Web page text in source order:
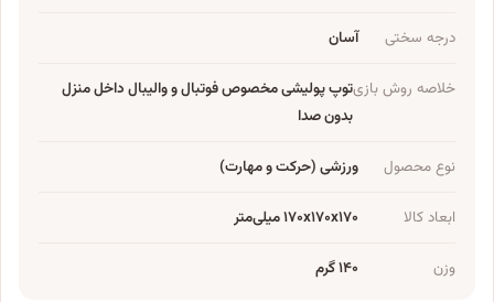
درجه سختی آسان
خلاصه روش بازیتوپ پولیشی مخصوص فوتبال و والیبال داخل منزل
بدون صدا
نوع محصول ورزشی (حرکت و مهارت)
ابعاد کالا ۱۷۰x۱۷۰x۱۷۰ میلی‌متر
وزن ۱۴۰ گرم